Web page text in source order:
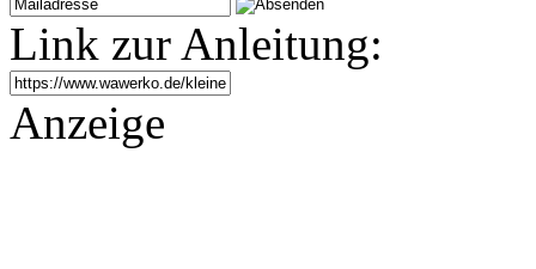
Link zur Anleitung:
Anzeige